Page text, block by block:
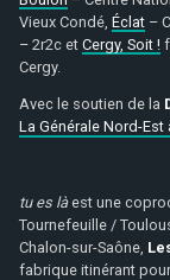
Vieux Condé, Éclat –
– 2r2c et Cergy, Soit !
Cergy.
Avec le soutien de la
La Générale Nord-Est
tu es làest une
Tournefeuille /
Chalon-sur-Saône,
fabrique itinérant